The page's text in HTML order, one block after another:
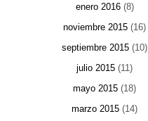
enero 2016(8)
noviembre 2015 (16)
septiembre 2015 (10)
julio 2015 (11)
mayo 2015 (18)
marzo 2015 (14)